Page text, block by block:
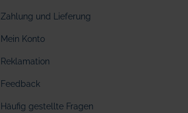
Zahlung und Lieferung
Mein Konto
Reklamation
Feedback
Häufig gestellte Fragen